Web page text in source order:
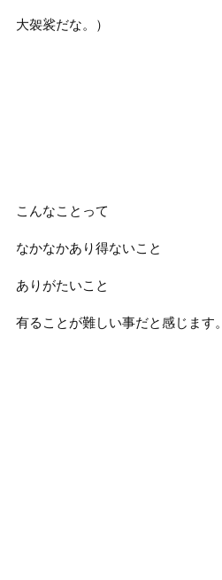
大袈裟だな。）
こんなことって
なかなかあり得ないこと
ありがたいこと
有ることが難しい事だと感じます。